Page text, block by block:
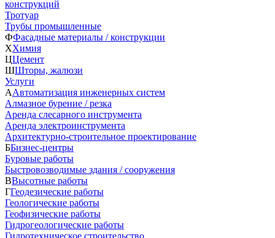
конструкций
Тротуар
Трубы промышленные
ФФасадные материалы / конструкции
ХХимия
ЦЦемент
ШШторы, жалюзи
Услуги
ААвтоматизация инженерных систем
Алмазное бурение / резка
Аренда слесарного инструмента
Аренда электроинструмента
Архитектурно-строительное проектирование
ББизнес-центры
Буровые работы
Быстровозводимые здания / сооружения
ВВысотные работы
ГГеодезические работы
Геологические работы
Геофизические работы
Гидрогеологические работы